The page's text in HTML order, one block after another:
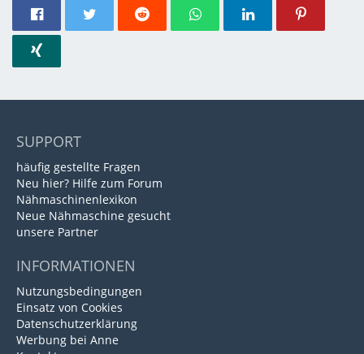
SUPPORT
häufig gestellte Fragen
Neu hier? Hilfe zum Forum
Nähmaschinenlexikon
Neue Nähmaschine gesucht
unsere Partner
INFORMATIONEN
Nutzungsbedingungen
Einsatz von Cookies
Datenschutzerklärung
Werbung bei Anne